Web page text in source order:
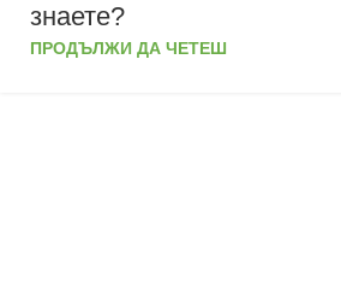
знаете?
ПРОДЪЛЖИ ДА ЧЕТЕШ